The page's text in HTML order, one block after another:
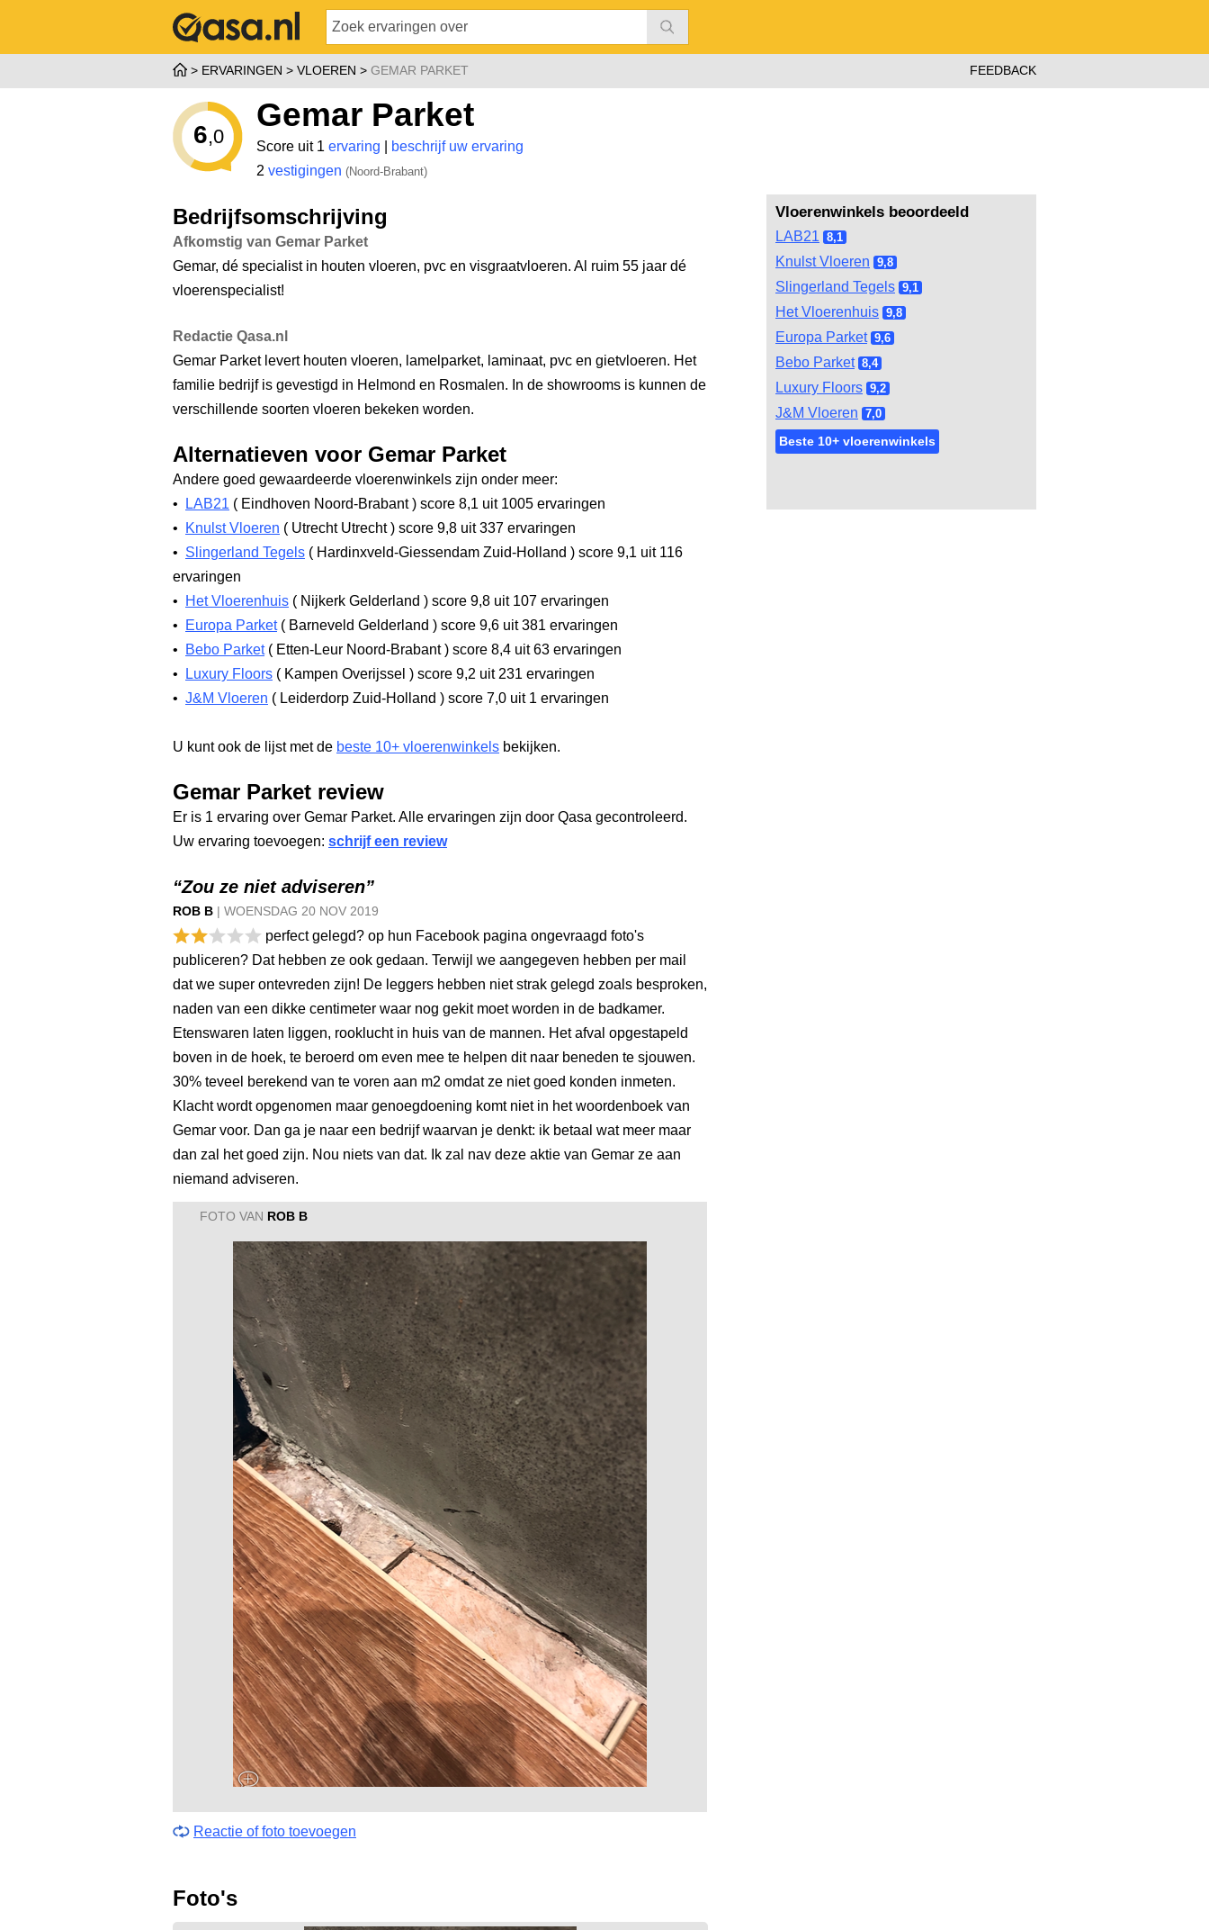
ERVARINGEN VLOEREN GEMAR PARKET FEEDBACK
6,0
Gemar Parket
Score uit 1 ervaring
beschrijf uw ervaring
2 vestigingen (Noord-Brabant)
Vloerenwinkels beoordeeld
LAB21 8,1
Knulst Vloeren 9,8
Slingerland Tegels 9,1
Het Vloerenhuis 9,8
Europa Parket 9,6
Bebo Parket 8,4
Luxury Floors 9,2
J&M Vloeren 7,0
Beste 10+ vloerenwinkels
Bedrijfsomschrijving
Afkomstig van Gemar Parket
Gemar, dé specialist in houten vloeren, pvc en visgraatvloeren. Al ruim 55 jaar dé
vloerenspecialist!
Redactie Qasa.nl
Gemar Parket levert houten vloeren, lamelparket, laminaat, pvc en gietvloeren. Het
familie bedrijf is gevestigd in Helmond en Rosmalen. In de showrooms is kunnen de
verschillende soorten vloeren bekeken worden.
Alternatieven voor Gemar Parket
Andere goed gewaardeerde vloerenwinkels zijn onder meer:
•
LAB21 ( Eindhoven Noord-Brabant) score 8,1 uit 1005 ervaringen
•
Knulst Vloeren ( Utrecht Utrecht) score 9,8 uit 337 ervaringen
• Slingerland Tegels ( Hardinxveld-Giessendam Zuid-Holland ) score 9,1 uit 116
ervaringen
•
Het Vloerenhuis ( Nijkerk Gelderland ) score 9,8 uit 107 ervaringen
•
Europa Parket ( Barneveld Gelderland ) score 9,6 uit 381 ervaringen
•
Bebo Parket ( Etten-Leur Noord-Brabant) score 8,4 uit 63 ervaringen
•
Luxury Floors ( Kampen Overijssel ) score 9,2 uit 231 ervaringen
• J&M Vloeren ( Leiderdorp Zuid-Holland ) score 7,0 uit 1 ervaringen
U kunt ook de lijst met de beste 10+ vloerenwinkels bekijken.
Gemar Parket review
Er is 1 ervaring over Gemar Parket. Alle ervaringen zijn door Qasa gecontroleerd.
Uw ervaring toevoegen: schrijf een review
“Zou ze niet adviseren”
ROB B | WOENSDAG 20 NOV 2019
perfect gelegd? op hun Facebook pagina ongevraagd foto's
publiceren? Dat hebben ze ook gedaan. Terwijl we aangegeven hebben per mail
dat we super ontevreden zijn! De leggers hebben niet strak gelegd zoals besproken,
naden van een dikke centimeter waar nog gekit moet worden in de badkamer.
Etenswaren laten liggen, rooklucht in huis van de mannen. Het afval opgestapeld
boven in de hoek, te beroerd om even mee te helpen dit naar beneden te sjouwen.
30% teveel berekend van te voren aan m2 omdat ze niet goed konden inmeten.
Klacht wordt opgenomen maar genoegdoening komt niet in het woordenboek van
Gemar voor. Dan ga je naar een bedrijf waarvan je denkt: ik betaal wat meer maar
dan zal het goed zijn. Nou niets van dat. Ik zal nav deze aktie van Gemar ze aan
niemand adviseren.
FOTO VAN ROB B
Reactie of foto toevoegen
Foto's